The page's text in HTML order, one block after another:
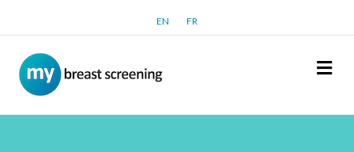
EN FR